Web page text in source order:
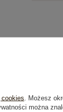
. Możesz
można